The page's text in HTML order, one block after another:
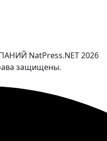
NatPress.NET2026
защищены.